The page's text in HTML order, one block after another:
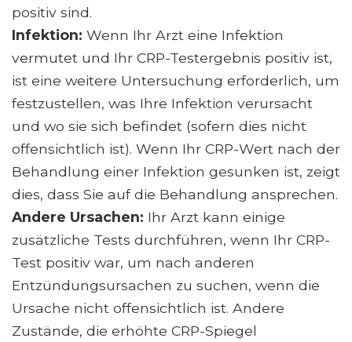
positiv sind.
Infektion: Wenn Ihr Arzt eine Infektion
vermutet und Ihr CRP-Testergebnis positiv ist,
ist eine weitere Untersuchung erforderlich, um
festzustellen, was Ihre Infektion verursacht
und wo sie sich befindet (sofern dies nicht
offensichtlich ist). Wenn Ihr CRP-Wert nach der
Behandlung einer Infektion gesunken ist, zeigt
dies, dass Sie auf die Behandlung ansprechen.
Andere Ursachen: Ihr Arzt kann einige
zusätzliche Tests durchführen, wenn Ihr CRP-
Test positiv war, um nach anderen
Entzündungsursachen zu suchen, wenn die
Ursache nicht offensichtlich ist. Andere
Zustände, die erhöhte CRP-Spiegel